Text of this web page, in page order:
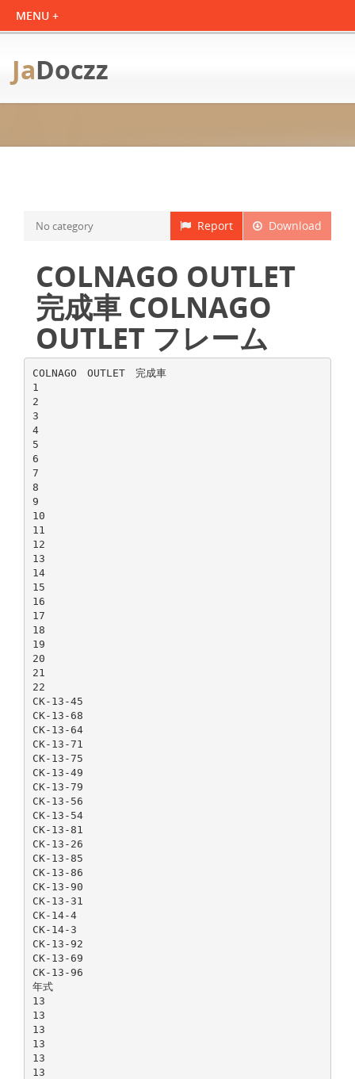
JaDoczz
Download
Report
No category
COLNAGO OUTLET
完成車 COLNAGO
OUTLET フレーム
COLNAGO OUTLET 完成車
1
2
3
4
5
6
7
8
9
10
11
12
13
14
15
16
17
18
19
20
21
22
CK-13-45
CK-13-68
CK-13-64
CK-13-71
CK-13-75
CK-13-49
CK-13-79
CK-13-56
CK-13-54
CK-13-81
CK-13-26
CK-13-85
CK-13-86
CK-13-90
CK-13-31
CK-14-4
CK-14-3
CK-13-92
CK-13-69
CK-13-96
年式
13
13
13
13
13
13